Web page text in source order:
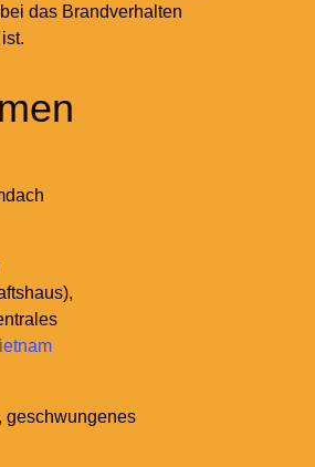
das Brandverhalten
geschwungenes